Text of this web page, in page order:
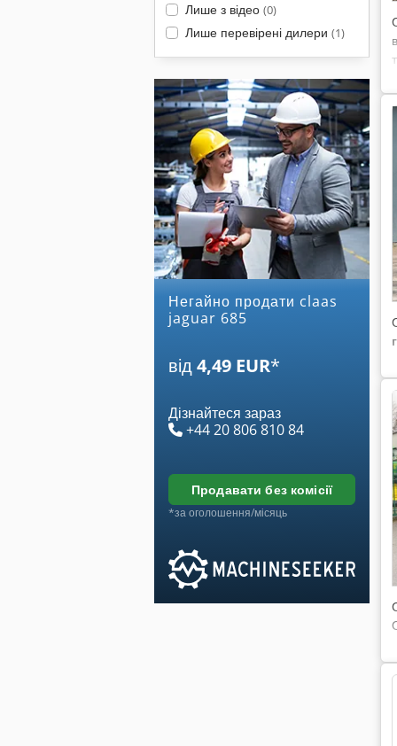
Лише з відео (0)
Лише перевірені дилери (1)
Негайно продати claas
jaguar 685
від4,49 EUR*
Дізнайтеся зараз
+44 20 806 810 84
продавати без комісії
*за оголошення/місяць